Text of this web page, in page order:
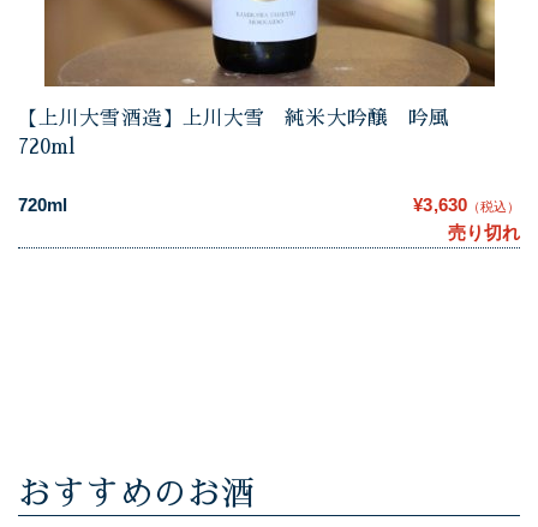
【上川大雪酒造】上川大雪 純米大吟醸 吟風
720ml
720ml ¥3,630 （税込）
売り切れ
おすすめのお酒